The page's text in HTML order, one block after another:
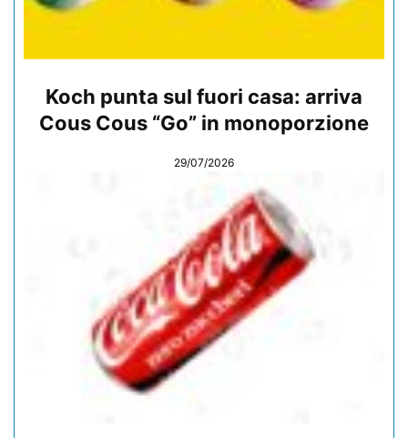
Koch punta sul fuori casa: arriva
Cous Cous “Go” in monoporzione
29/07/2026